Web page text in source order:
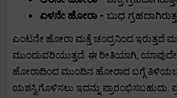
ಏಳನೇ ಹೋರಾ - ಬುಧ
ಎಂಟನೇ ಹೋರಾ ಮತ್ತೆ ಚಂದ್ರನಿಂದ ಇರುತ್ತದೆ
ಮುಂದುವರಿಯುತ್ತದೆ. ಈ ರೀತಿಯಾಗಿ, ಯಾವುದೇ
ಹೋರಾದಿಂದ ಮುಂದಿನ ಹೋರಾದ ಬಗ್ಗೆ
ಯಶಸ್ವಿಗೊಳಿಸಲು ಇದನ್ನು ಪ್ರಾರಂಭಿಸಬಹುದು.